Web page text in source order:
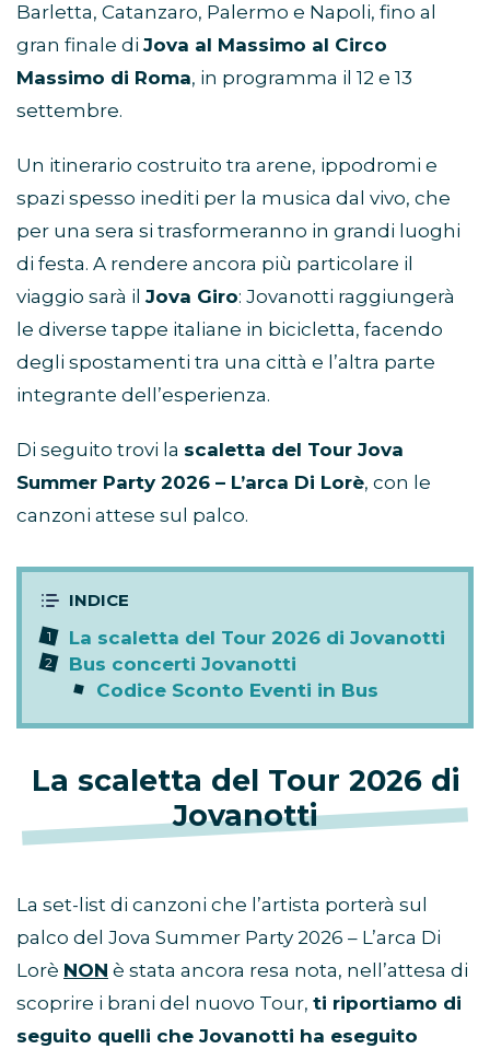
Barletta, Catanzaro, Palermo e Napoli, fino al
gran finale di Jova al Massimo al Circo
Massimo di Roma, in programma il 12 e 13
settembre.
Un itinerario costruito tra arene, ippodromi e
spazi spesso inediti per la musica dal vivo, che
per una sera si trasformeranno in grandi luoghi
di festa. A rendere ancora più particolare il
viaggio sarà il Jova Giro: Jovanotti raggiungerà
le diverse tappe italiane in bicicletta, facendo
degli spostamenti tra una città e l’altra parte
integrante dell’esperienza.
Di seguito trovi la scaletta del Tour Jova
Summer Party 2026 – L’arca Di Lorè, con le
canzoni attese sul palco.
La scaletta del Tour 2026 di Jovanotti
Bus concerti Jovanotti
Codice Sconto Eventi in Bus
La scaletta del Tour 2026 di
Jovanotti
La set-list di canzoni che l’artista porterà sul
palco del Jova Summer Party 2026 – L’arca Di
Lorè NON è stata ancora resa nota, nell’attesa di
scoprire i brani del nuovo Tour, ti riportiamo di
seguito quelli che Jovanotti ha eseguito